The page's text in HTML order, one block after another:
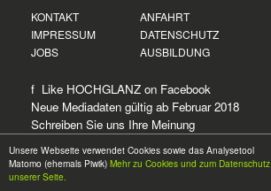
Unsere Webseite verwendet Cookies sowie das Analysetool
Matomo (ehemals Piwik) Mehr zu Cookies und zum Datenschutz
unserer Seite.
KONTAKT ANFAHRT
IMPRESSUM
DATENSCHUTZ
JOBS
AUSBILDUNG
f Like HOCHGLANZ on Facebook
Neue Mediadaten gültig ab Februar 2018
Schreiben Sie uns Ihre Meinung
© 2026HOCH GLANZ